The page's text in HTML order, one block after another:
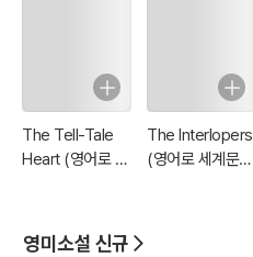
The Tell-Tale
Heart (영어로 세
The Interlopers
(영어로 세계문학
영미소설 신규